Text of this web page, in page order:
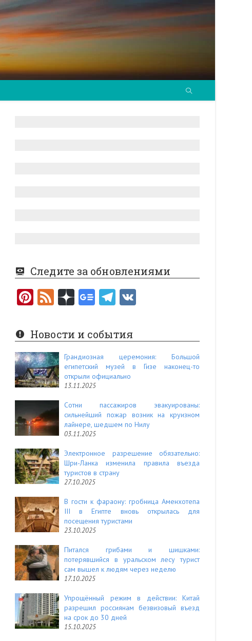
Следите за обновлениями
Pi
er
es
t
F
e
d
Новости и события
Грандиозная церемония: Большой
египетский музей в Гизе наконец-то
открыли официально
13.11.2025
Сотни пассажиров эвакуированы:
сильнейший пожар возник на круизном
лайнере, шедшем по Нилу
03.11.2025
Электронное разрешение обязательно:
Шри-Ланка изменила правила въезда
туристов в страну
27.10.2025
В гости к фараону: гробница Аменхотепа
III в Египте вновь открылась для
посещения туристами
23.10.2025
Питался грибами и шишками:
потерявшийся в уральском лесу турист
сам вышел к людям через неделю
17.10.2025
Упрощённый режим в действии: Китай
разрешил россиянам безвизовый въезд
на срок до 30 дней
15.10.2025